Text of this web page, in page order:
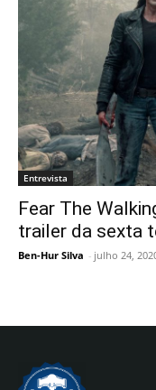
Entrevista
Fear The
trailer da sexta
Ben-Hur Silva - julho 24,